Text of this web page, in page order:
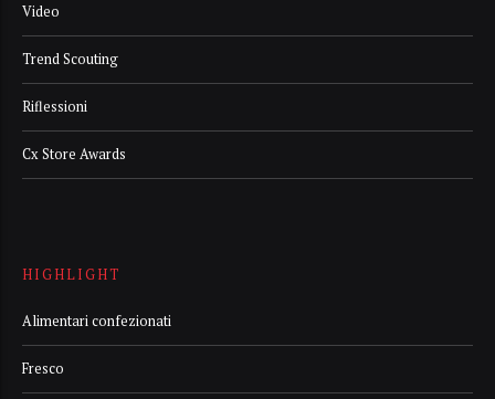
Video
Trend Scouting
Riflessioni
Cx Store Awards
HIGHLIGHT
Alimentari confezionati
Fresco